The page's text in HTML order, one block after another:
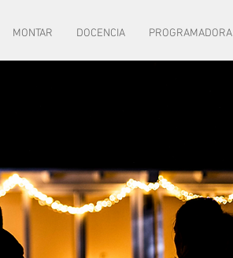
MONTAR DOCENCIA PROGRAMADORA
FUNGLODE